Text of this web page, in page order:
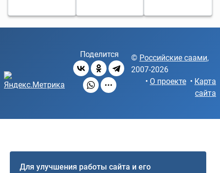
Поделится © Российские саами,
2007-2026
• О проекте • Карта
сайта
Для улучшения работы сайта и его